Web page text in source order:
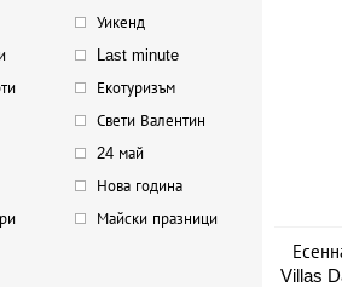
Уикенд
Last minute
Екотуризъм
Свети Валентин
24 май
Нова година
Майски празници
Villas